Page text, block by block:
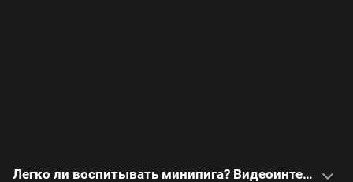
Легко ли воспитывать минипига? Видеоинтервью с хозяйкой необычного питомца